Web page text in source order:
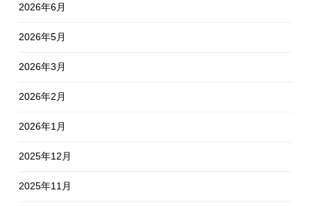
2026年6月
2026年5月
2026年3月
2026年2月
2026年1月
2025年12月
2025年11月